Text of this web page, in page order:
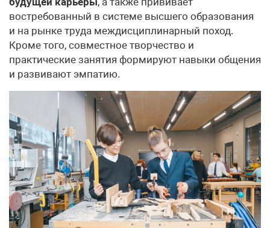
востребованный в системе высшего образования
и на рынке труда междисциплинарный поход.
Кроме того, совместное творчество и
практические занятия формируют навыки общения
и развивают эмпатию.